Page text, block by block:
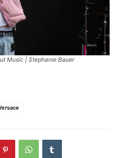
Musïc | Stephanie Bauer